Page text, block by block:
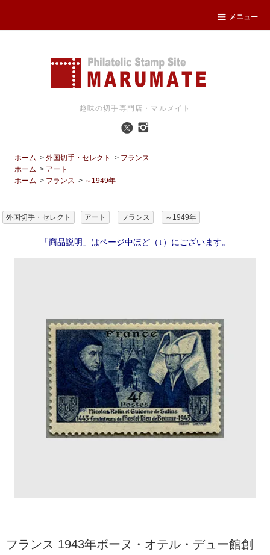
メニュー
趣味の切手専門店・マルメイト
ホーム >外国切手・セレクト > フランス
ホーム > アート
ホーム > フランス > ～1949年
外国切手・セレクト アート フランス ～1949年
「商品説明」はページ中ほど（↓）にございます。
フランス 1943年ボーヌ・オテル・デュー館創